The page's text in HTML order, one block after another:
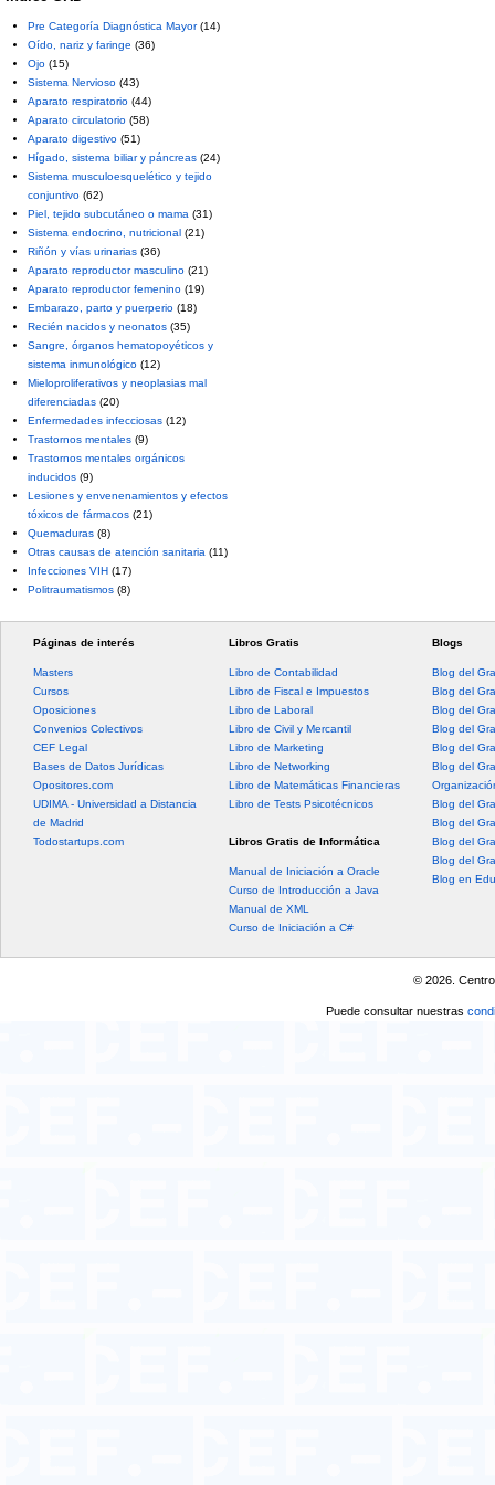
Pre Categoría Diagnóstica Mayor(14)
Oído, nariz y faringe (36)
Ojo (15)
Sistema Nervioso (43)
Aparato respiratorio (44)
Aparato circulatorio (58)
Aparato digestivo (51)
Hígado, sistema biliar y páncreas (24)
Sistema musculoesquelético y tejido
conjuntivo (62)
Piel, tejido subcutáneo o mama (31)
Sistema endocrino, nutricional (21)
Riñón y vías urinarias (36)
Aparato reproductor masculino (21)
Aparato reproductor femenino (19)
Embarazo, parto y puerperio (18)
Recién nacidos y neonatos (35)
Sangre, órganos hematopoyéticos y
sistema inmunológico (12)
Mieloproliferativos y neoplasias mal
diferenciadas (20)
Enfermedades infecciosas (12)
Trastornos mentales (9)
Trastornos mentales orgánicos
inducidos (9)
Lesiones y envenenamientos y efectos
tóxicos de fármacos (21)
Quemaduras (8)
Otras causas de atención sanitaria (11)
Infecciones VIH (17)
Politraumatismos (8)
Páginas de interés
Masters
Cursos
Oposiciones
Convenios Colectivos
CEF Legal
Bases de Datos Jurídicas
Opositores.com
UDIMA - Universidad a Distancia
de Madrid
Todostartups.com
Libros Gratis
Libro de Contabilidad
Libro de Fiscal e Impuestos
Libro de Laboral
Libro de Civil y Mercantil
Libro de Marketing
Libro de Networking
Libro de Matemáticas Financieras
Libro de Tests Psicotécnicos
Libros Gratis de Informática
Manual de Iniciación a Oracle
Curso de Introducción a Java
Manual de XML
Curso de Iniciación a C#
Blogs
Blog del
Blog del
Blog del
Blog del
Blog del
Blog del
Blog del
Blog del
Blog del
Blog del
Blog en
© 2026.
Puede consultar nuestras